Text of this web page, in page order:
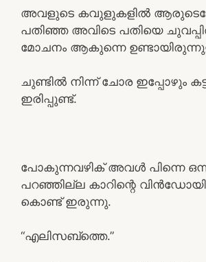
അവളുടെ കവുളുകളിൽ
പതിഞ്ഞ അവിടെ പതിയെ
മോചനം ആകുന്നെ
ചുണ്ടിൽ നിന്ന് ചോര ഇപ്പോഴും
ഇരിപ്പുണ്ട്.
പോകുന്നവഴിക് അവൾ പിന്നെ
പറഞ്ഞില്ല കാറിന്റെ
കൊണ്ട് ഇരുന്നു.
“എലിസബ്ത്തെ.”